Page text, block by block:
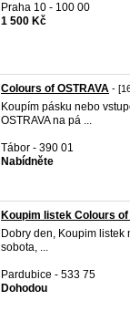
Praha 10 - 100 00
1 500 Kč
Colours of OSTRAVA -
Koupím pásku nebo
OSTRAVA na pá ...
Tábor - 390 01
Nabídněte
Koupim listek Colours of
Dobry den, Koupim listek
sobota, ...
Pardubice - 533 75
Dohodou